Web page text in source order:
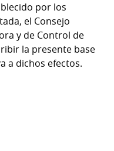
por los
el Consejo
y de Control de
la presente base
a dichos efectos.